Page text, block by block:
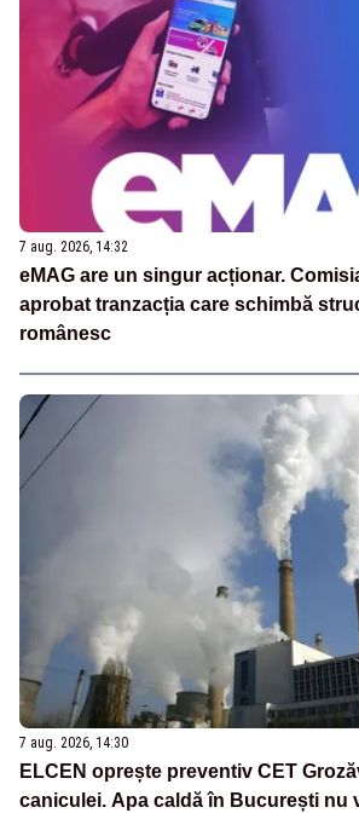
7 aug. 2026, 14:32
eMAG are un singur acționar.
aprobat tranzacția care schimbă
românesc
7 aug. 2026, 14:30
ELCEN oprește preventiv CET
caniculei. Apa caldă în București nu